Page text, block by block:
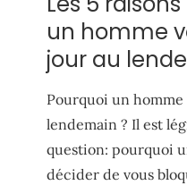
un homme
jour au
Pourquoi un
lendemain ? Il est
question: pourquoi
décider de vous